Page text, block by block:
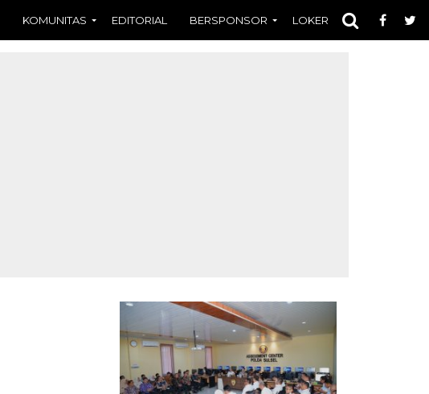
KOMUNITAS EDITORIAL BERSPONSOR LOKER OPINI